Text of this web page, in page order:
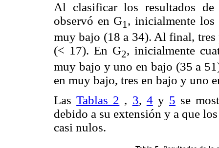
Al clasificar los resultados de
observó en G1 , inicialmente los
muy bajo (18 a 34). Al final, tres
(< 17). En G2, inicialmente
muy bajo y uno en bajo (35 a
en muy bajo, tres en bajo y uno
LasTablas 2 , 3, 4y 5 se
debido a su extensión y a que
casi nulos.